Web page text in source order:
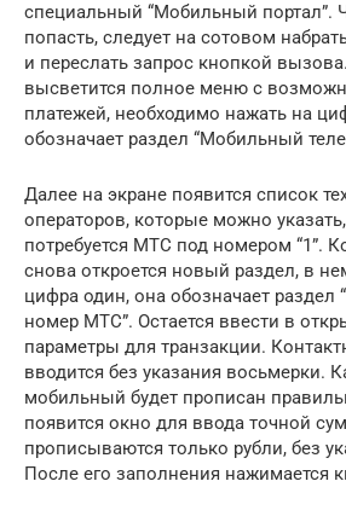
специальный “Мобильный портал”.
попасть, следует на сотовом
и переслать запрос кнопкой
высветится полное меню с
платежей, необходимо нажать на
обозначает раздел “Мобильный
Далее на экране появится список
операторов, которые можно
потребуется МТС под номером “1”.
снова откроется новый раздел, в
цифра один, она обозначает раздел
номер МТС”. Остается ввести в
параметры для транзакции.
вводится без указания восьмерки.
мобильный будет прописан
появится окно для ввода точной
прописываются только рубли, без
После его заполнения нажимается